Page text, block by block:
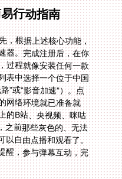
行动指南
，根据上述核心功能，
器。完成注册后，在你
过程就像安装任何一款
表中选择一个位于中国
”或“影音加速”）。点
网络环境就已准备就
的B站、央视频、咪咕
之前那些灰色的、无法
以自由点播和观看了。
醒，参与弹幕互动，完